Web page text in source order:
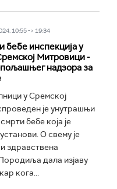
10:55 -> 19:34
бебе инспекција у
Митровици -
надзора за
у Сремској
је унутрашњи
бебе која је
О свему је
здравствена
дала изјаву
кога...